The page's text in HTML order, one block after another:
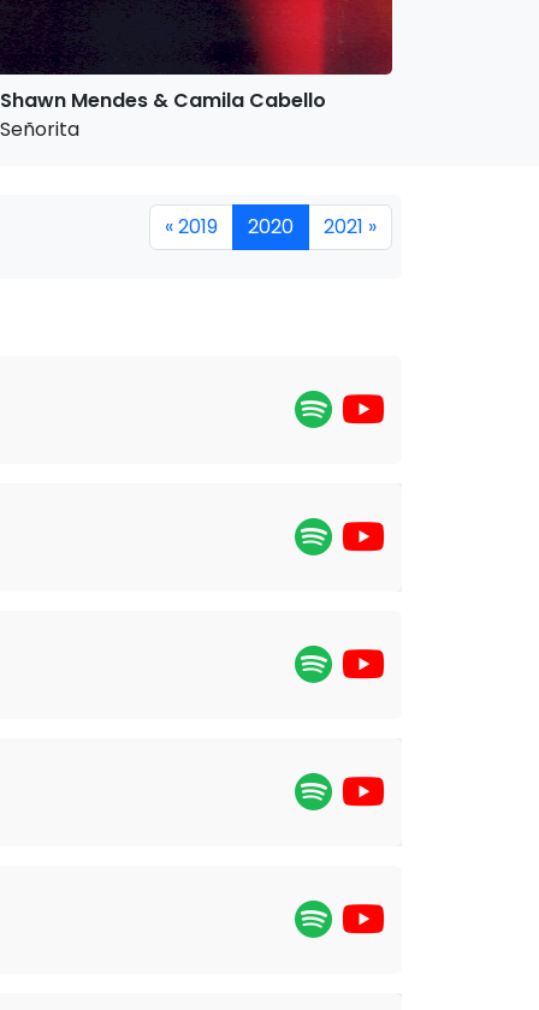
Shawn Mendes & Camila Cabello
Señorita
« 2019 2020 2021 »